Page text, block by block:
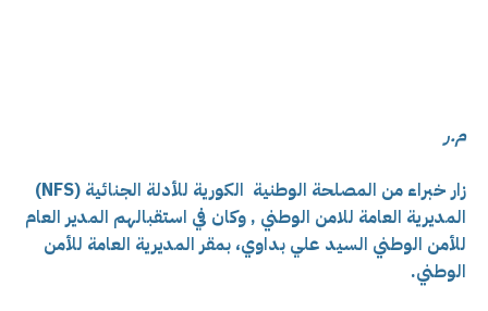
م.ر
زار خبراء من المصلحة الوطنية الكورية للأدلة الجنائية (NFS)
المديرية العامة للامن الوطني , وكان في استقبالهم المدير العام
للأمن الوطني السيد علي بداوي، بمقر المديرية العامة للأمن
الوطني.